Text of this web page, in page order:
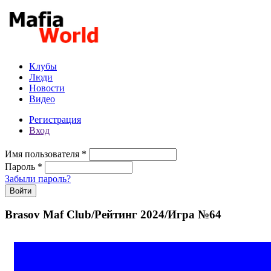
Перейти к основному содержанию
Клубы
Люди
Новости
Видео
Регистрация
Вход
Имя пользователя *
Пароль *
Забыли пароль?
Brasov Maf Club/Рейтинг 2024/Игра №64